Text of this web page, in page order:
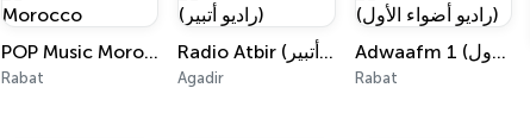
POP Music Morocco
Rabat
Radio Atbir (راديو أتبير)
Agadir
Adwaafm 1 (راديو أضواء الأول)
Rabat